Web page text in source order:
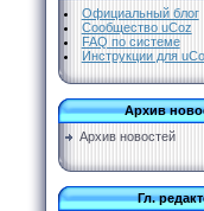
Официальный блог
Сообщество uCoz
FAQ по системе
Инструкции для
Архив
Архив новостей
Гл.